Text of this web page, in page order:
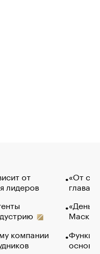
от
лидеров
компании
«От
глава
Маск в
основ